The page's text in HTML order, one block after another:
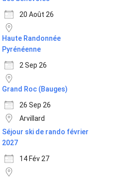
20 Août 26
Haute Randonnée
Pyrénéenne
2 Sep 26
Grand Roc (Bauges)
26 Sep 26
Arvillard
Séjour ski de rando février
2027
14 Fév 27